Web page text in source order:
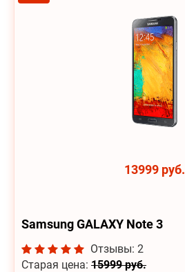
13999 руб.
Samsung GALAXY Note 3
Отзывы: 2
Старая цена: 15999 руб.